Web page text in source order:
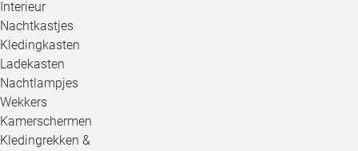
Interieur
Nachtkastjes
Kledingkasten
Ladekasten
Nachtlampjes
Wekkers
Kamerschermen
Kledingrekken &